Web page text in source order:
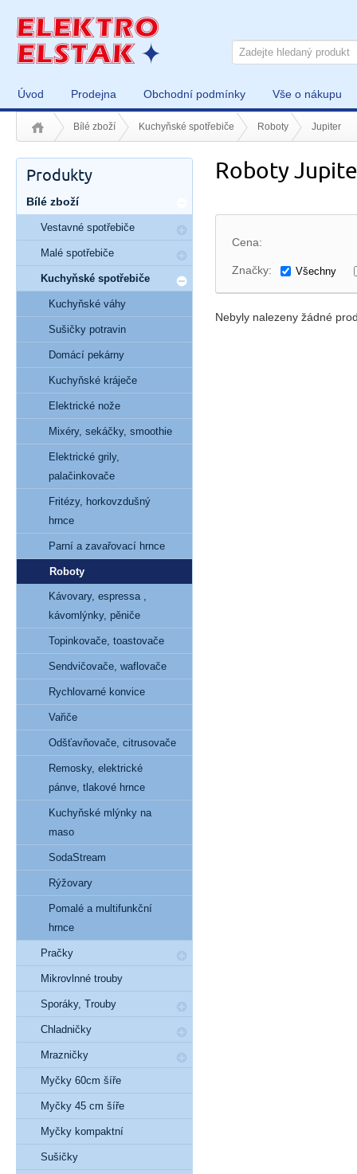
Úvod Prodejna Obchodní podmínky Vše o nákupu
Bílé zboží Kuchyňské spotřebiče Roboty Jupiter
Roboty
Cena:
Značky: Všechny
Nebyly nalezeny žádné
Produkty
Bílé zboží
Vestavné spotřebiče
Malé spotřebiče
Kuchyňské spotřebiče
Kuchyňské váhy
Sušičky potravin
Domácí pekárny
Kuchyňské kráječe
Elektrické nože
Mixéry, sekáčky, smoothie
Elektrické grily,
palačinkovače
Fritézy, horkovzdušný
hrnce
Parní a zavařovací hrnce
Roboty
Kávovary, espressa ,
kávomlýnky, pěniče
Topinkovače, toastovače
Sendvičovače, waflovače
Rychlovarné konvice
Vařiče
Odšťavňovače, citrusovače
Remosky, elektrické
pánve, tlakové hrnce
Kuchyňské mlýnky na
maso
SodaStream
Rýžovary
Pomalé a multifunkční
hrnce
Pračky
Mikrovlnné trouby
Sporáky, Trouby
Chladničky
Mrazničky
Myčky 60cm šíře
Myčky 45 cm šíře
Myčky kompaktní
Sušičky